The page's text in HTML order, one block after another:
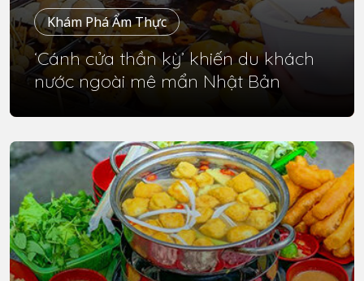
Khám Phá Ẩm Thực
‘Cánh cửa thần kỳ’ khiến du khách
nước ngoài mê mẩn Nhật Bản